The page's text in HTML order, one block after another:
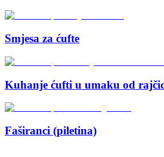
Smjesa za ćufte
Kuhanje ćufti u umaku od
Faširanci (piletina)